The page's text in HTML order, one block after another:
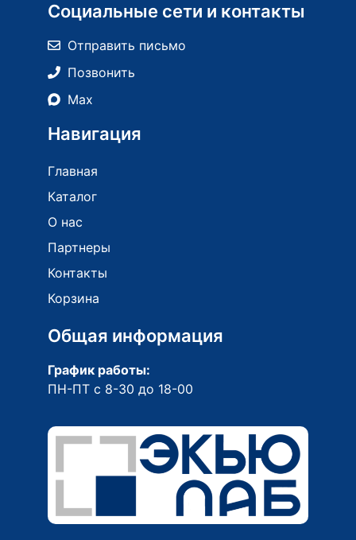
Социальные сети и контакты
Отправить письмо
Позвонить
Max
Навигация
Главная
Каталог
О нас
Партнеры
Контакты
Корзина
Общая информация
График работы:
ПН-ПТ с 8-30 до 18-00